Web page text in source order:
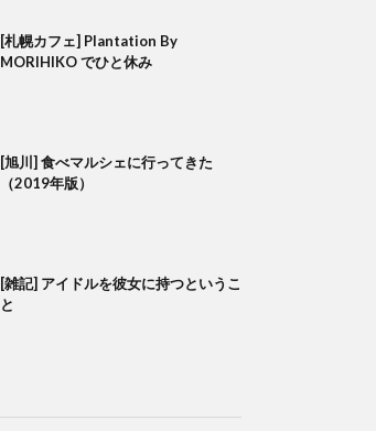
[札幌カフェ] Plantation By
MORIHIKO でひと休み
[旭川] 食べマルシェに行ってきた
（2019年版）
[雑記] アイドルを彼女に持つというこ
と